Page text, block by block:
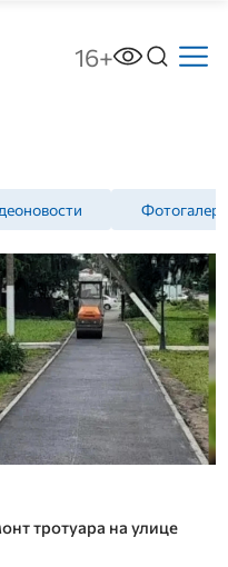
16+
тротуара на улице